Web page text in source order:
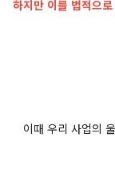
하지만 이를 법적으
이때 우리 사업의